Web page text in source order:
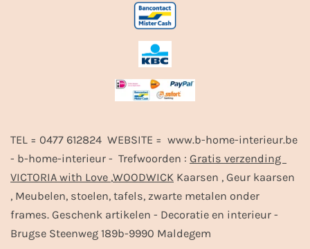
TEL = 0477 612824 WEBSITE = www.b-home-interieur.be
- b-home-interieur - Trefwoorden : Gratis verzending
VICTORIA with Love ,WOODWICK Kaarsen , Geur kaarsen
, Meubelen, stoelen, tafels, zwarte metalen onder
frames. Geschenk artikelen - Decoratie en interieur -
Brugse Steenweg 189b-9990 Maldegem